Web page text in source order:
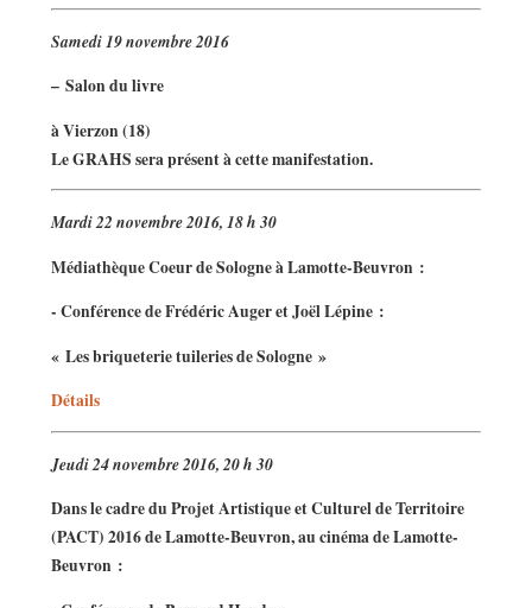
Samedi 19 novembre 2016
– Salon du livre
à Vierzon (18)
Le GRAHS sera présent à cette manifestation.
Mardi 22 novembre 2016, 18 h 30
Médiathèque Coeur de Sologne à Lamotte-Beuvron :
- Conférence de Frédéric Auger et Joël Lépine :
« Les briqueterie tuileries de Sologne »
Détails
Jeudi 24 novembre 2016, 20 h 30
Dans le cadre du Projet Artistique et Culturel de Territoire
(PACT) 2016 de Lamotte-Beuvron, au cinéma de Lamotte-
Beuvron :